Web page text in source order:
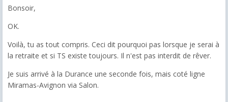
Bonsoir,
OK.
Voilà, tu as tout compris. Ceci dit pourquoi pas lorsque je serai à
la retraite et si TS existe toujours. Il n'est pas interdit de rêver.
Je suis arrivé à la Durance une seconde fois, mais coté ligne
Miramas-Avignon via Salon.